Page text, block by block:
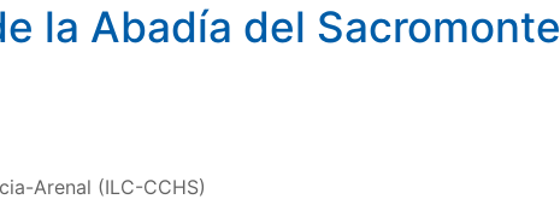
la Abadía del Sacromonte
Arenal (ILC-CCHS)